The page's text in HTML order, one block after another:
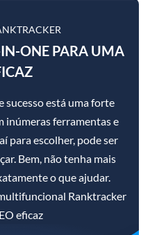
ONE PARA UMA
sucesso está uma forte
inúmeras ferramentas e
para escolher, pode ser
Bem, não tenha mais
o que ajudar.
Ranktracker
eficaz